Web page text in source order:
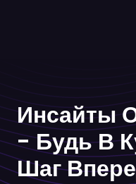
Инсайты
- Будь В
Шаг